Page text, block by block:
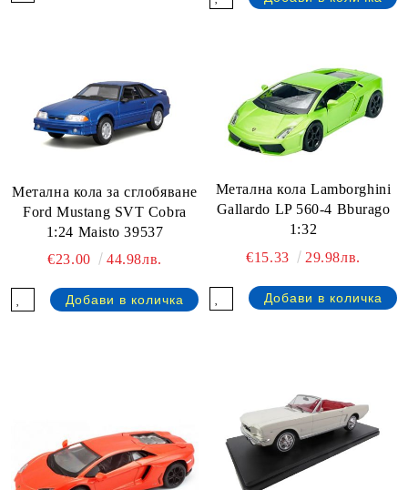
Метална кола за сглобяване
Ford Mustang SVT Cobra
1:24 Maisto 39537
€23.00
44.98лв.
Метална кола Lamborghini
Gallardo LP 560-4 Bburago
1:32
€15.33
29.98лв.